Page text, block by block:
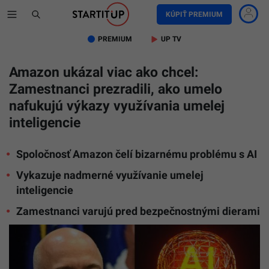
KÚPIŤ PREMIUM
PREMIUM UP TV
Amazon ukázal viac ako chcel:
Zamestnanci prezradili, ako umelo
nafukujú výkazy využívania umelej
inteligencie
Spoločnosť Amazon čelí bizarnému problému s AI
Vykazuje nadmerné využívanie umelej
inteligencie
Zamestnanci varujú pred bezpečnostnými dierami